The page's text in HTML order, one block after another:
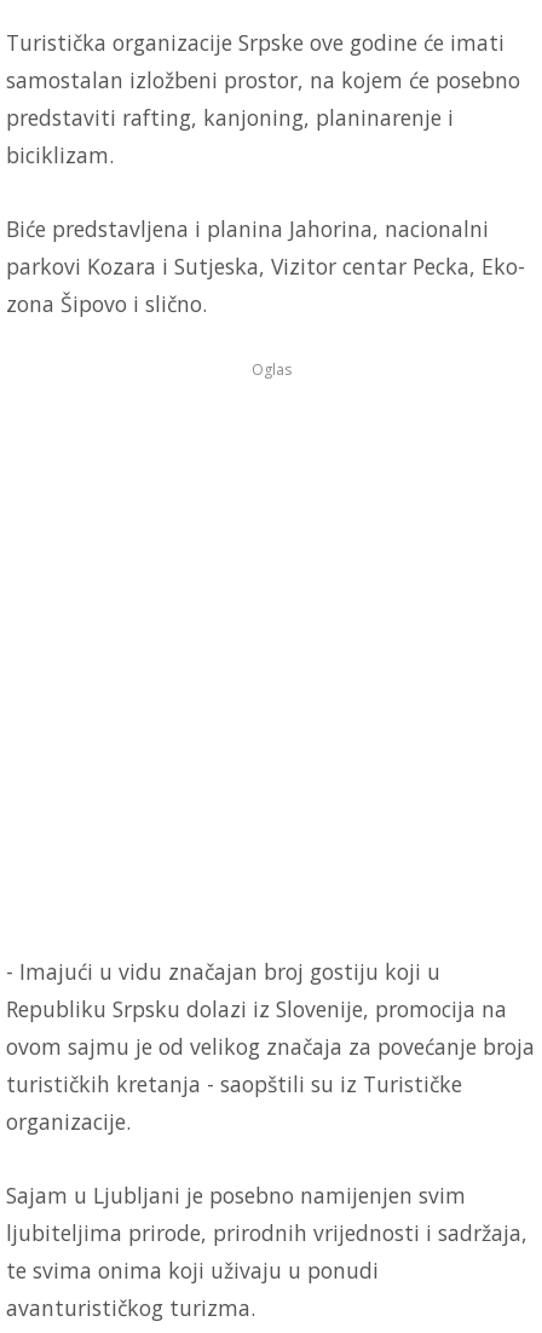
Turistička organizacije Srpske ove godine će imati
samostalan izložbeni prostor, na kojem će posebno
predstaviti rafting, kanjoning, planinarenje i
biciklizam.
Biće predstavljena i planina Jahorina, nacionalni
parkovi Kozara i Sutjeska, Vizitor centar Pecka, Eko-
zona Šipovo i slično.
Oglas
- Imajući u vidu značajan broj gostiju koji u
Republiku Srpsku dolazi iz Slovenije, promocija na
ovom sajmu je od velikog značaja za povećanje broja
turističkih kretanja - saopštili su iz Turističke
organizacije.
Sajam u Ljubljani je posebno namijenjen svim
ljubiteljima prirode, prirodnih vrijednosti i sadržaja,
te svima onima koji uživaju u ponudi
avanturističkog turizma.